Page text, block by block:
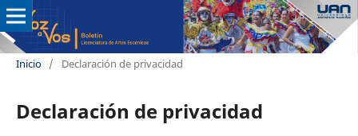
Inicio / Declaración de privacidad
Declaración de privacidad